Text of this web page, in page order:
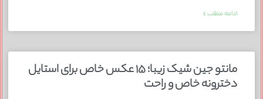
ادامه مطلب »
مانتو جین شیک زیبا؛ ۱۵ عکس خاص برای استایل
دخترونه خاص و راحت